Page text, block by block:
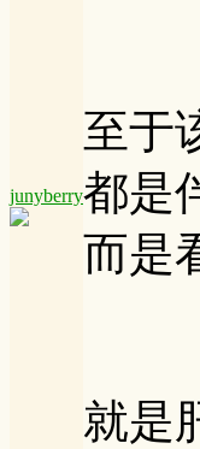
junyberry
至于
都是
而是
就是